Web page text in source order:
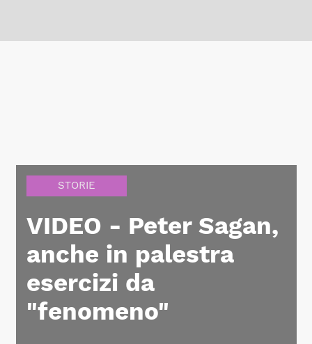
STORIE
VIDEO - Peter Sagan,
anche in palestra
esercizi da
"fenomeno"